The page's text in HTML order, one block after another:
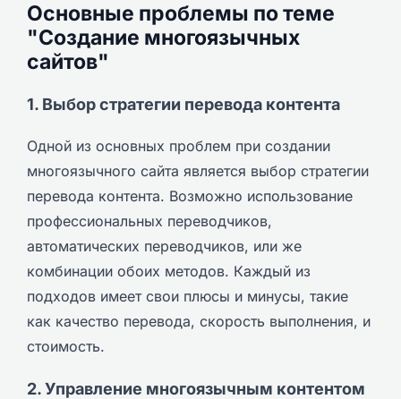
Основные проблемы по теме
"Создание многоязычных
сайтов"
1. Выбор стратегии перевода контента
Одной из основных проблем при создании
многоязычного сайта является выбор стратегии
перевода контента. Возможно использование
профессиональных переводчиков,
автоматических переводчиков, или же
комбинации обоих методов. Каждый из
подходов имеет свои плюсы и минусы, такие
как качество перевода, скорость выполнения, и
стоимость.
2. Управление многоязычным контентом